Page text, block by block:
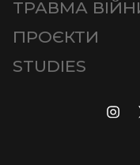
ТРАВМА
ПРОЄКТИ
STUDIES